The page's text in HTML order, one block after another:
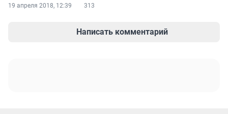
19 апреля 2018, 12:39 313
Написать комментарий